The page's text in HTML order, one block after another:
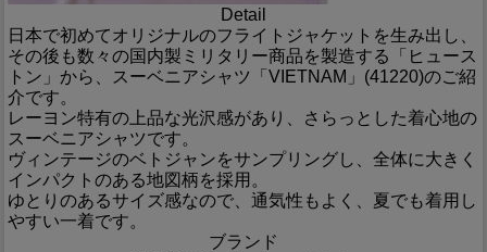
Detail
日本で初めてオリジナルのフライトジャケットを生み出し、
その後も数々の国内製ミリタリー商品を製造する「ヒュース
トン」から、スーベニアシャツ「VIETNAM」(41220)のご紹
介です。
レーヨン特有の上品な光沢感があり、さらっとした着心地の
スーベニアシャツです。
ヴィンテージのベトジャンをサンプリングし、全体に大きく
インパクトのある地図柄を採用。
ゆとりのあるサイズ感なので、通気性もよく、夏でも着用し
やすい一着です。
ブランド